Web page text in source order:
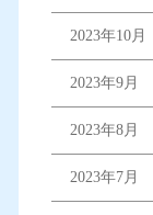
2023年10月
2023年9月
2023年8月
2023年7月